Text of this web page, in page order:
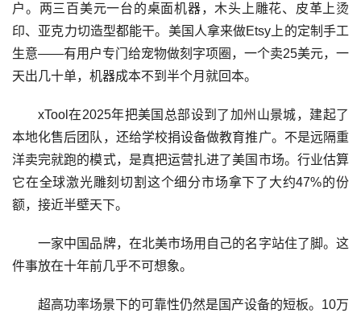
户。两三百美元一台的桌面机器，木头上雕花、皮革上烫
印、亚克力切造型都能干。美国人拿来做Etsy上的定制手工
生意——有用户专门给宠物做刻字项圈，一个卖25美元，一
天出几十单，机器成本不到半个月就回本。
xTool在2025年把美国总部设到了加州山景城，建起了
本地化售后团队，还给学校捐设备做教育推广。不是远隔重
洋卖完就跑的模式，是真把运营扎进了美国市场。行业估算
它在全球激光雕刻切割这个细分市场拿下了大约47%的份
额，接近半壁天下。
一家中国品牌，在北美市场用自己的名字站住了脚。这
件事放在十年前几乎不可想象。
超高功率场景下的可靠性仍然是国产设备的短板。10万